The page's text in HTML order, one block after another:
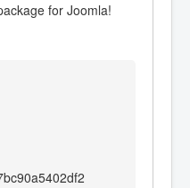
for Joomla!